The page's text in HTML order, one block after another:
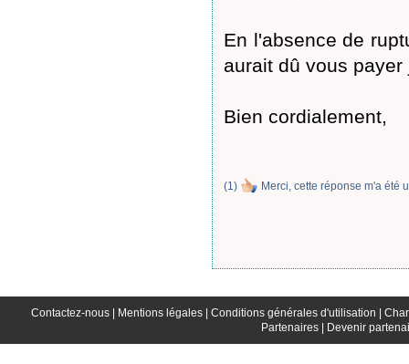
En l'absence de
aurait dû vous
Bien cordialement,
(1) Merci, cette réponse m'a été
Contactez-nous | Mentions légales | Conditions générales d'utilisation |
Partenaires |
Devenir